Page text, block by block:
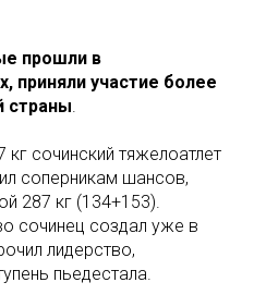
прошли в
приняли участие более
страны
сочинский тяжелоатлет
соперникам шансов,
287 кг (134+153).
сочинец создал уже в
лидерство,
пьедестала.